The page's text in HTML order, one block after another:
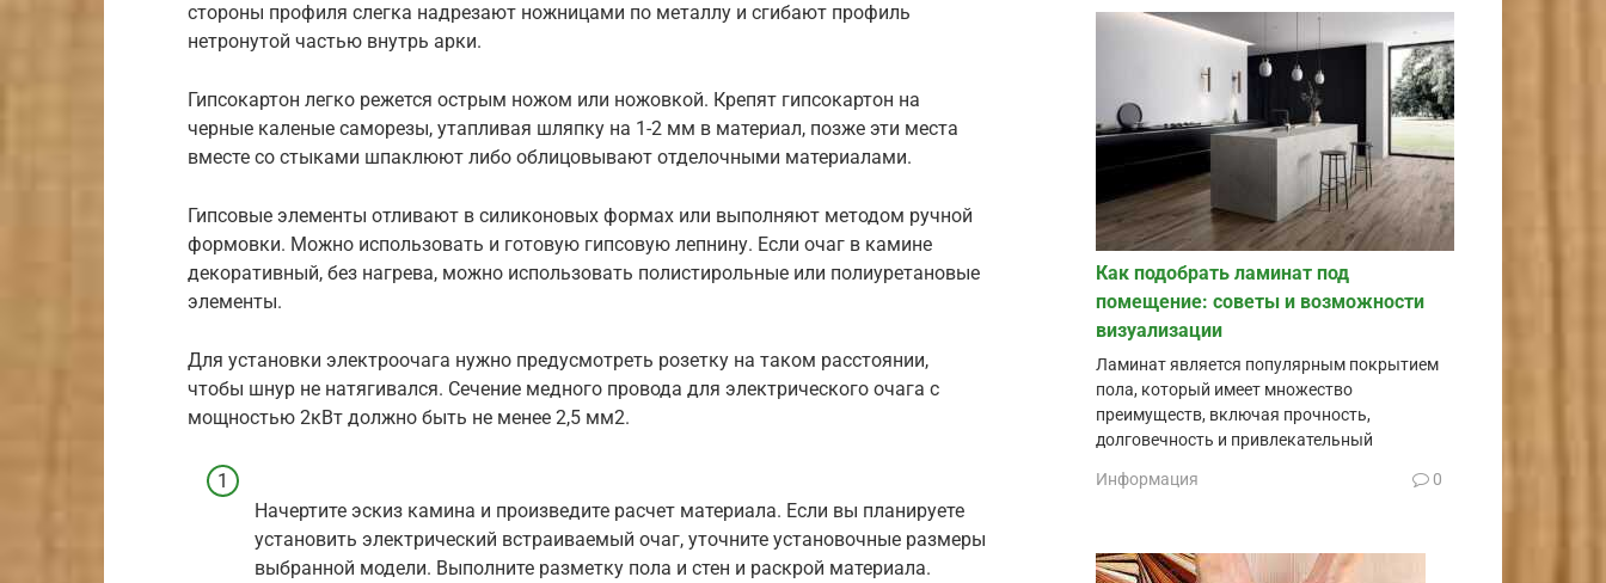
стороны профиля слегка надрезают ножницами по металлу и сгибают профиль
нетронутой частью внутрь арки.
Гипсокартон легко режется острым ножом или ножовкой. Крепят гипсокартон на
черные каленые саморезы, утапливая шляпку на 1-2 мм в материал, позже эти места
вместе со стыками шпаклюют либо облицовывают отделочными материалами.
Гипсовые элементы отливают в силиконовых формах или выполняют методом ручной
формовки. Можно использовать и готовую гипсовую лепнину. Если очаг в камине
декоративный, без нагрева, можно использовать полистирольные или полиуретановые
элементы.
Для установки электроочага нужно предусмотреть розетку на таком расстоянии,
чтобы шнур не натягивался. Сечение медного провода для электрического очага с
мощностью 2кВт должно быть не менее 2,5 мм2.
Начертите эскиз камина и произведите расчет материала. Если вы планируете
установить электрический встраиваемый очаг, уточните установочные размеры
выбранной модели. Выполните разметку пола и стен и раскрой материала.
Как подобрать ламинат под
помещение: советы и возможности
визуализации
Ламинат является популярным покрытием
пола, который имеет множество
преимуществ, включая прочность,
долговечность и привлекательный
Информация 0